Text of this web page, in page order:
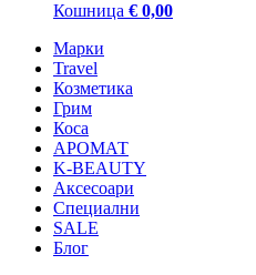
Кошница € 0,00
Mарки
Travel
Козметика
Грим
Коса
АРОМАТ
K-BEAUTY
Аксесоари
Специални
SALE
Блог